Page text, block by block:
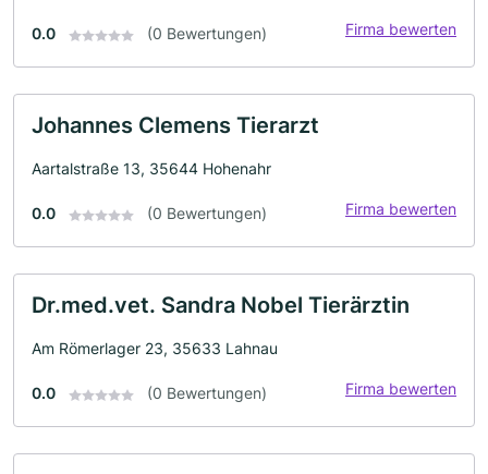
0.0 (0 Bewertungen) Firma bewerten
Johannes Clemens Tierarzt
Aartalstraße 13, 35644 Hohenahr
0.0 (0 Bewertungen) Firma bewerten
Dr.med.vet. Sandra Nobel Tierärztin
Am Römerlager 23, 35633 Lahnau
0.0 (0 Bewertungen) Firma bewerten